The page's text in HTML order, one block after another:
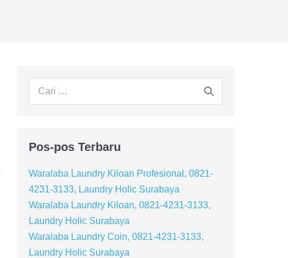
Pencarian
Pos-pos Terbaru
Waralaba Laundry Kiloan Profesional, 0821-
4231-3133, Laundry Holic Surabaya
Waralaba Laundry Kiloan, 0821-4231-3133,
Laundry Holic Surabaya
Waralaba Laundry Coin, 0821-4231-3133,
Laundry Holic Surabaya